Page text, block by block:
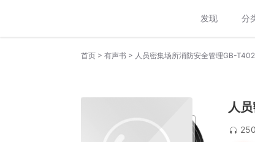
发现 分
首页 > 有声书 > 人员密集场所消防安全管理GB-
人